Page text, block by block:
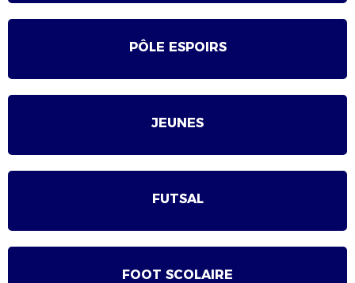
PÔLE ESPOIRS
JEUNES
FUTSAL
FOOT SCOLAIRE